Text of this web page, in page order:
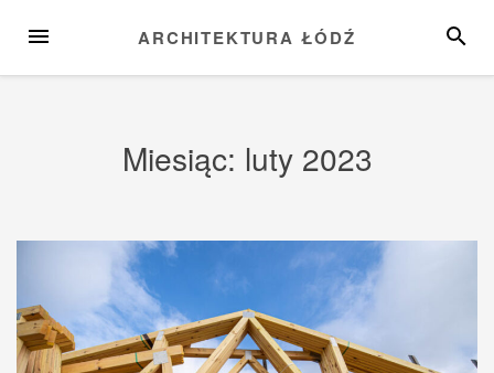
MENU ARCHITEKTURA ŁÓDŹ
Miesiąc: luty 2023